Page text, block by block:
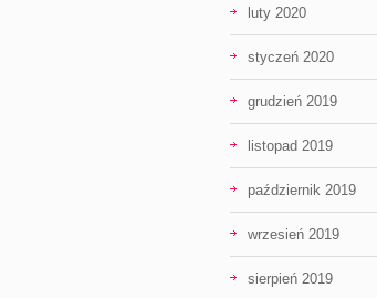
luty 2020
styczeń 2020
grudzień 2019
listopad 2019
październik 2019
wrzesień 2019
sierpień 2019